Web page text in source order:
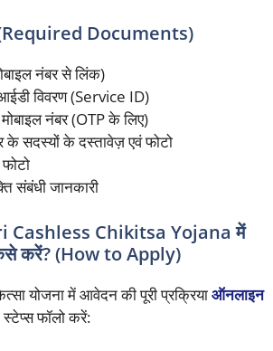
Documents)
नंबर से लिंक)
विवरण (Service ID)
नंबर (OTP के लिए)
के सदस्यों के दस्तावेज़ एवं फोटो
संबंधी जानकारी
Chikitsa Yojana में
करें? (How to Apply)
योजना में आवेदन की पूरी प्रक्रियाऑनलाइन
फॉलो करें: